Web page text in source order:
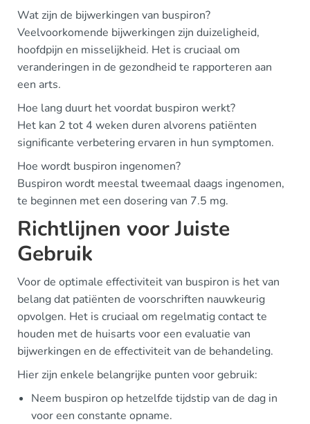
Wat zijn de bijwerkingen van buspiron?
Veelvoorkomende bijwerkingen zijn duizeligheid,
hoofdpijn en misselijkheid. Het is cruciaal om
veranderingen in de gezondheid te rapporteren aan
een arts.
Hoe lang duurt het voordat buspiron werkt?
Het kan 2 tot 4 weken duren alvorens patiënten
significante verbetering ervaren in hun symptomen.
Hoe wordt buspiron ingenomen?
Buspiron wordt meestal tweemaal daags ingenomen,
te beginnen met een dosering van 7.5 mg.
Richtlijnen voor Juiste
Gebruik
Voor de optimale effectiviteit van buspiron is het van
belang dat patiënten de voorschriften nauwkeurig
opvolgen. Het is cruciaal om regelmatig contact te
houden met de huisarts voor een evaluatie van
bijwerkingen en de effectiviteit van de behandeling.
Hier zijn enkele belangrijke punten voor gebruik:
Neem buspiron op hetzelfde tijdstip van de dag in
voor een constante opname.